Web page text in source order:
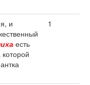
и
есть
1